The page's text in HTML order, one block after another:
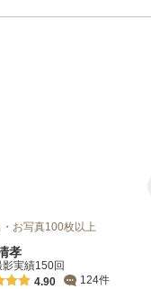
お写真100枚以上
孝
影実績150回
4.90
124件